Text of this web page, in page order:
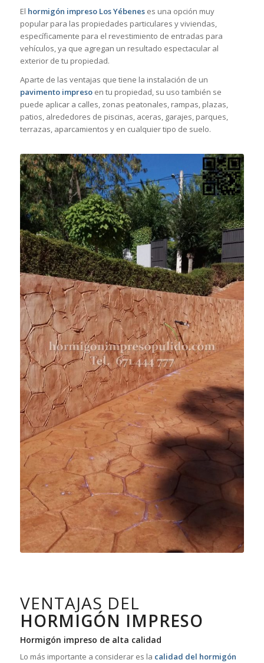
El hormigón impreso Los Yébeneses una opción muy
popular para las propiedades particulares y viviendas,
específicamente para el revestimiento de entradas para
vehículos, ya que agregan un resultado espectacular al
exterior de tu propiedad.
Aparte de las ventajas que tiene la instalación de un
pavimento impresoen tu propiedad, su uso también se
puede aplicar a calles, zonas peatonales, rampas, plazas,
patios, alrededores de piscinas, aceras, garajes, parques,
terrazas, aparcamientos y en cualquier tipo de suelo.
VENTAJAS DEL
HORMIGÓN IMPRESO
Hormigón impreso de alta calidad
Lo más importante a considerar es la calidad del hormigón